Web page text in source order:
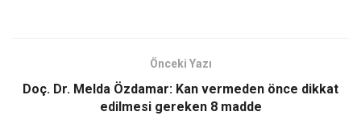
o
d
Önceki Yazı
Doç. Dr. Melda Özdamar: Kan vermeden önce dikkat
edilmesi gereken 8 madde